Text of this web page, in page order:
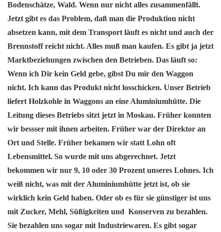
Bodenschätze, Wald. Wenn nur nicht alles zusammenfällt.
Jetzt gibt es das Problem, daß man die Produktion nicht
absetzen kann, mit dem Transport läuft es nicht und auch der
Brennstoff reicht nicht. Alles muß man kaufen. Es gibt ja jetzt
Marktbeziehungen zwischen den Betrieben. Das läuft so:
Wenn ich Dir kein Geld gebe, gibst Du mir den Waggon
nicht. Ich kann das Produkt nicht losschicken. Unser Betrieb
liefert Holzkohle in Waggons an eine Aluminiumhütte. Die
Leitung dieses Betriebs sitzt jetzt in Moskau. Früher konnten
wir bessser mit ihnen arbeiten. Früher war der Direktor an
Ort und Stelle. Früher bekamen wir statt Lohn oft
Lebensmittel. So wurde mit uns abgerechnet. Jetzt
bekommen wir nur 9, 10 oder 30 Prozent unseres Lohnes. Ich
weiß nicht, was mit der Aluminiumhütte jetzt ist, ob sie
wirklich kein Geld haben. Oder ob es für sie günstiger ist uns
mit Zucker, Mehl, Süßigkeiten und Konserven zu bezahlen.
Sie bezahlen uns sogar mit Industriewaren. Es gibt sogar